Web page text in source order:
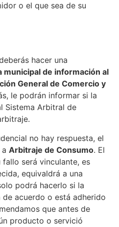
o el que sea de su
hacer una
municipal de información al
General de Comercio y
le podrán informar si la
Sistema Arbitral de
no hay respuesta, el
Arbitraje de Consumo. El
será vinculante, es
equivaldrá a una
podrá hacerlo si la
acuerdo o está adherido
que antes de
producto o servició